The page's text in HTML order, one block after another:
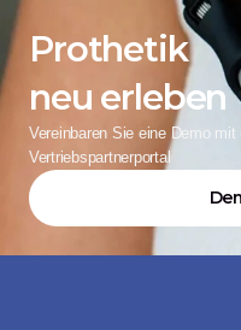
Prothetik
neu erleben
Vereinbaren Sie eine Demo
Vertriebspartnerportal